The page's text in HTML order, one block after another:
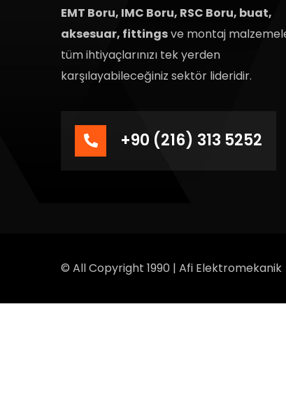
EMT Boru, IMC Boru, RSC Boru, buat,
aksesuar, fittingsve montaj
tüm ihtiyaçlarınızı tek yerden
karşılayabileceğiniz sektör lideridir.
+90 (216) 313 5252
© All Copyright 1990 | Afi Elektromekanik